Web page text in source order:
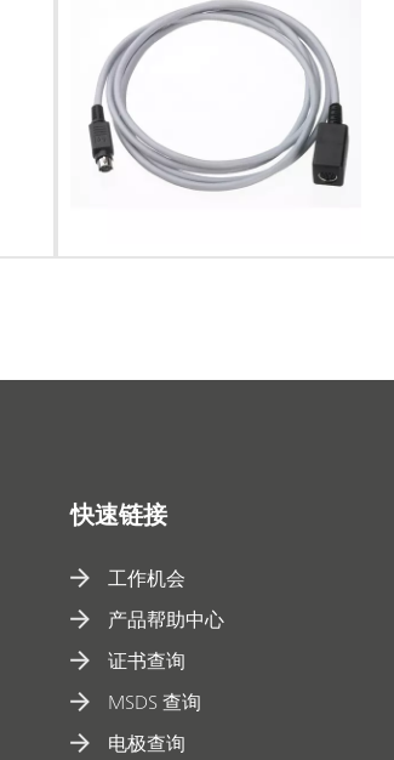
快速链接
工作机会
产品帮助中心
证书查询
MSDS 查询
电极查询